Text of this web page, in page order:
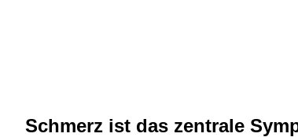
Schmerz ist das zentrale